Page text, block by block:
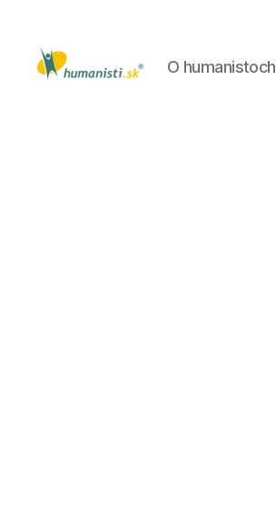
O humanistoch